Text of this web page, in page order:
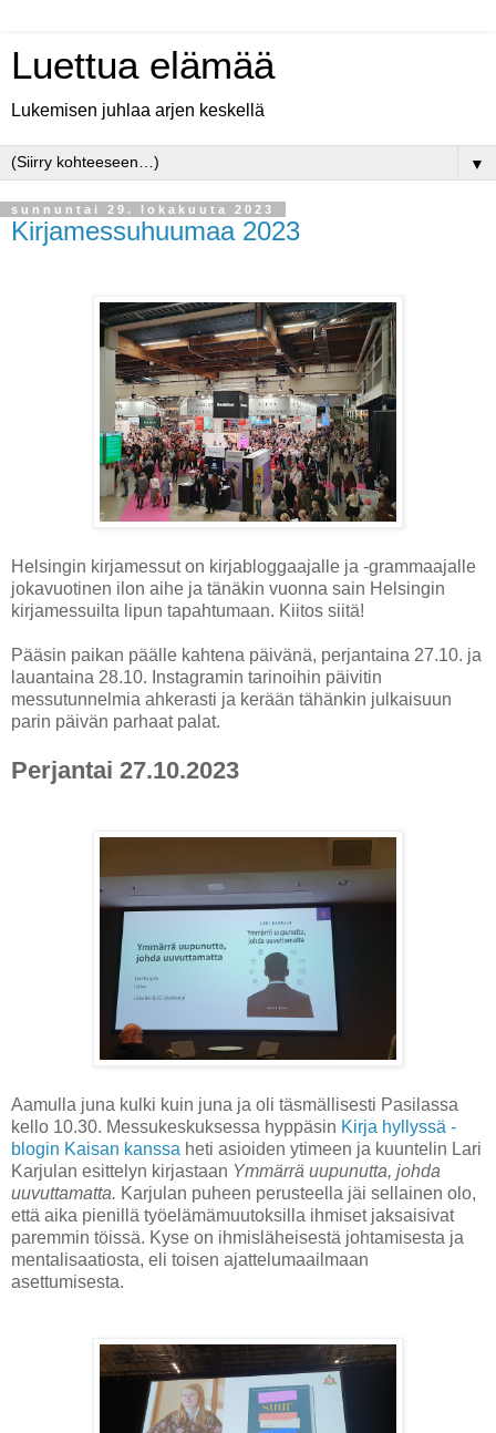
Luettua elämää
Lukemisen juhlaa arjen keskellä
▼
sunnuntai 29. lokakuuta 2023
Kirjamessuhuumaa 2023
Helsingin kirjamessut on kirjabloggaajalle ja -grammaajalle
jokavuotinen ilon aihe ja tänäkin vuonna sain Helsingin
kirjamessuilta lipun tapahtumaan. Kiitos siitä!
Pääsin paikan päälle kahtena päivänä, perjantaina 27.10. ja
lauantaina 28.10. Instagramin tarinoihin päivitin
messutunnelmia ahkerasti ja kerään tähänkin julkaisuun
parin päivän parhaat palat.
Perjantai 27.10.2023
Aamulla juna kulki kuin juna ja oli täsmällisesti Pasilassa
kello 10.30. Messukeskuksessa hyppäsin Kirja hyllyssä -
blogin Kaisan kanssa heti asioiden ytimeen ja kuuntelin Lari
Karjulan esittelyn kirjastaan Ymmärrä uupunutta, johda
uuvuttamatta. Karjulan puheen perusteella jäi sellainen olo,
että aika pienillä työelämämuutoksilla ihmiset jaksaisivat
paremmin töissä. Kyse on ihmisläheisestä johtamisesta ja
mentalisaatiosta, eli toisen ajattelumaailmaan
asettumisesta.